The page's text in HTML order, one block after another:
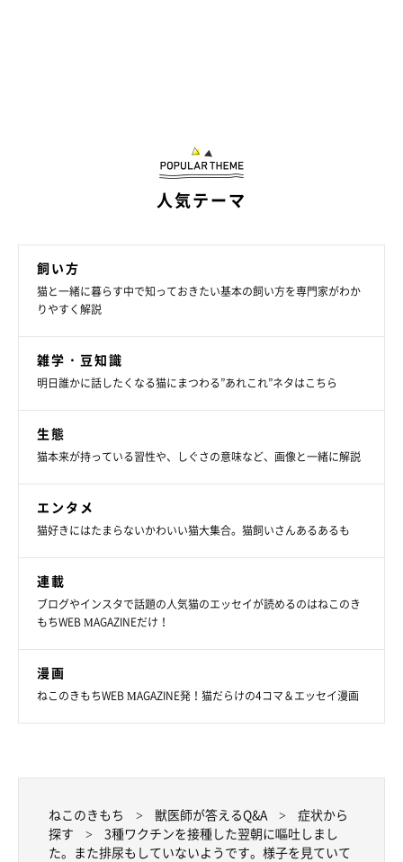
人気テーマ
飼い方
猫と一緒に暮らす中で知っておきたい基本の飼い方を専門家がわか
りやすく解説
雑学・豆知識
明日誰かに話したくなる猫にまつわる”あれこれ”ネタはこちら
生態
猫本来が持っている習性や、しぐさの意味など、画像と一緒に解説
エンタメ
猫好きにはたまらないかわいい猫大集合。猫飼いさんあるあるも
連載
ブログやインスタで話題の人気猫のエッセイが読めるのはねこのき
もちWEB MAGAZINEだけ！
漫画
ねこのきもちWEB MAGAZINE発！猫だらけの4コマ＆エッセイ漫画
ねこのきもち 獣医師が答えるQ&A
症状から
探す
3種ワクチンを接種した翌朝に嘔吐しまし
た。また排尿もしていないようです。様子を見ていて